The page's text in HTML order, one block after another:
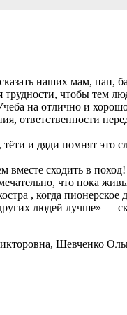
наших мам, пап,
чтобы тем
на отлично и
ответственности
дяди помнят это
вместе сходить в поход!
что пока
, когда
людей лучше» —
Шевченко